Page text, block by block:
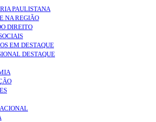
PAULISTANA
NA REGIÃO
DIREITO
EM DESTAQUE
DESTAQUE